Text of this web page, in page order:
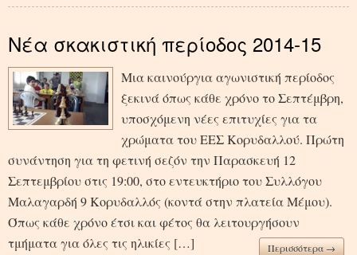
Νέα σκακιστική περίοδος 2014-15
Μια καινούργια αγωνιστική περίοδος
ξεκινά όπως κάθε χρόνο το Σεπτέμβρη,
υποσχόμενη νέες επιτυχίες για τα
χρώματα του ΕΕΣ Κορυδαλλού. Πρώτη
συνάντηση για τη φετινή σεζόν την Παρασκευή 12
Σεπτεμβρίου στις 19:00, στο εντευκτήριο του Συλλόγου
Μαλαγαρδή 9 Κορυδαλλός (κοντά στην πλατεία Μέμου).
Όπως κάθε χρόνο έτσι και φέτος θα λειτουργήσουν
τμήματα για όλες τις ηλικίες […]
Περισσότερα →